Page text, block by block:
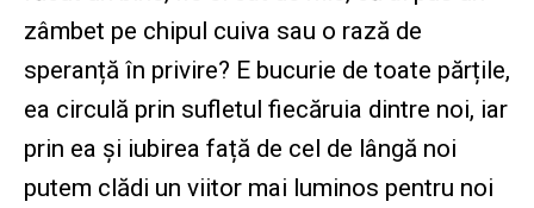
zâmbet pe chipul cuiva sau o rază de
speranță în privire? E bucurie de toate părțile,
ea circulă prin sufletul fiecăruia dintre noi, iar
prin ea și iubirea față de cel de lângă noi
putem clădi un viitor mai luminos pentru noi